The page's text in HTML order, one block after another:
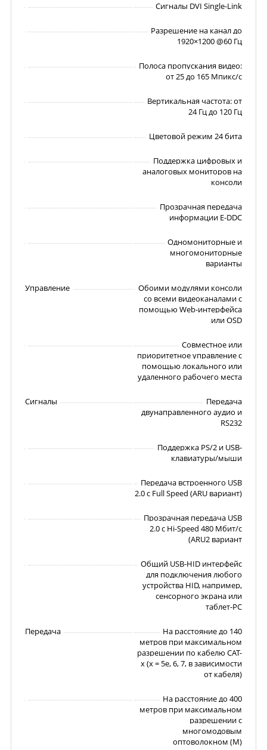
Сигналы DVI Single-Link
Разрешение на канал до
1920×1200 @60 Гц
Полоса пропускания видео:
от 25 до 165 Мпикс/с
Вертикальная частота: от
24 Гц до 120 Гц
Цветовой режим 24 бита
Поддержка цифровых и
аналоговых мониторов на
консоли
Прозрачная передача
информации E-DDC
Одномониторные и
многомониторные
варианты
Управление
Обоими модулями консоли
со всеми видеоканалами с
помощью Web-интерфейса
или OSD
Совместное или
приоритетное управление с
помощью локального или
удаленного рабочего места
Сигналы
Передача
двунаправленного аудио и
RS232
Поддержка PS/2 и USB-
клавиатуры/мыши
Передача встроенного USB
2.0 с Full Speed ​​(ARU вариант)
Прозрачная передача USB
2.0 с Hi-Speed ​​480 Мбит/с
(ARU2 вариант
Общий USB-HID интерфейс
для подключения любого
устройства HID, например,
сенсорного экрана или
таблет-PC
Передача
На расстояние до 140
метров при максимальном
разрешении по кабелю САТ-
х (х = 5е, 6, 7, в зависимости
от кабеля)
На расстояние до 400
метров при максимальном
разрешении с
многомодовым
оптоволокном (M)